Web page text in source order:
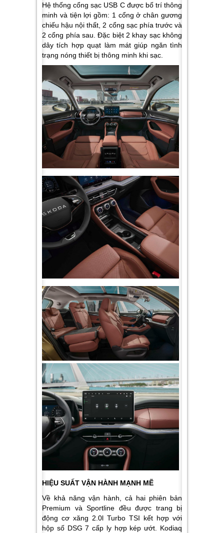
Hệ thống cổng sạc USB C được bố trí thông
minh và tiện lợi gồm: 1 cổng ở chân gương
chiếu hậu nội thất, 2 cổng sạc phía trước và
2 cổng phía sau. Đặc biệt 2 khay sạc không
dây tích hợp quạt làm mát giúp ngăn tình
trạng nóng thiết bị thông minh khi sạc.
HIỆU SUẤT VẬN HÀNH MẠNH MẼ
Về khả năng vận hành, cả hai phiên bản
Premium và Sportline đều được trang bị
động cơ xăng 2.0l Turbo TSI kết hợp với
hộp số DSG 7 cấp ly hợp kép ướt. Kodiaq